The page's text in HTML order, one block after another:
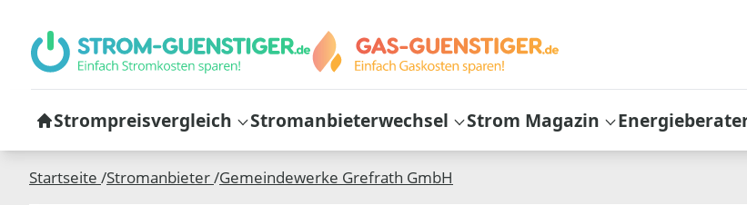
Strompreisvergleich Stromanbieterwechsel Strom Magazin
Startseite /Stromanbieter/Gemeindewerke Grefrath GmbH